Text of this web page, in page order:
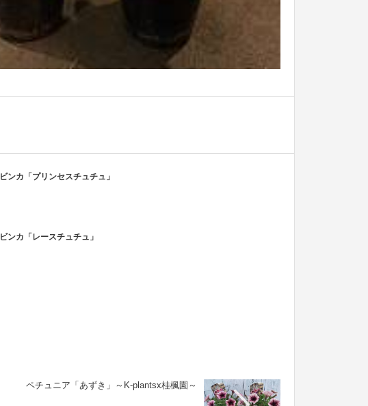
ビンカ「プリンセスチュチュ」
ビンカ「レースチュチュ」
ペチュニア「あずき」～K-plantsx桂楓園～